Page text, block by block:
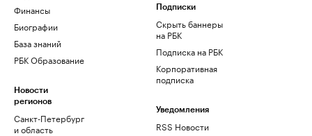
Финансы
Биографии
База знаний
РБК Образование
Новости
регионов
Санкт-Петербург
и область
Подписки
Скрыть баннеры
на РБК
Подписка на РБК
Корпоративная
подписка
Уведомления
RSS Новости